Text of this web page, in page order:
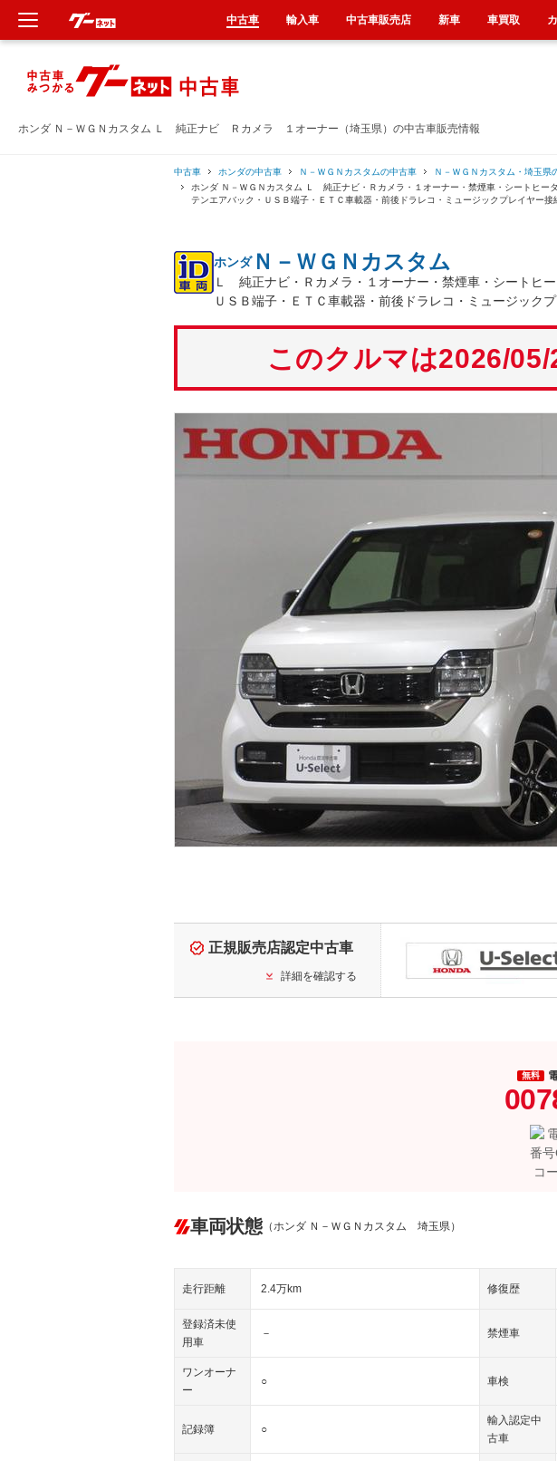
ホンダ Ｎ－ＷＧＮカスタム Ｌ 純正ナビ Ｒカメラ １オーナー（埼玉県）の中古車販売情報
中古車 ホンダの中古車 Ｎ－ＷＧＮカスタムの中古車 Ｎ－ＷＧＮカスタム・埼玉県
ホンダ Ｎ－ＷＧＮカスタム Ｌ 純正ナビ・Ｒカメラ・１オーナー・禁煙車・シートヒー
テンエアバック・ＵＳＢ端子・ＥＴＣ車載器・前後ドラレコ・ミュージックプレイヤー接
ホンダＮ－ＷＧＮカスタム
Ｌ 純正ナビ・Ｒカメラ・１オーナー・禁煙車・シートヒ
ＵＳＢ端子・ＥＴＣ車載器・前後ドラレコ・ミュージック
このクルマは2026/
正規販売店認定中古車
詳細を確認する
無料
車両状態 （ホンダ Ｎ－ＷＧＮカスタム 埼玉県）
走行距離 2.4万km 修復歴
登録済未使
用車
－ 禁煙車
ワンオーナ
ー
○ 車検
記録簿 ○
輸入認定中
古車
中古車 輸入車 中古車販売店 新車 車買取
新車
中古車